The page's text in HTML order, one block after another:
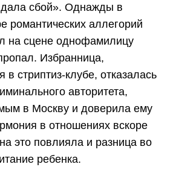
дала сбой». Однажды в
романтических аллегорий
на сцене однофамилицу
Избранница,
стриптиз-клубе, отказалась
авторитета,
в Москву и доверила ему
в отношениях вскоре
это повлияла и разница во
ребенка.